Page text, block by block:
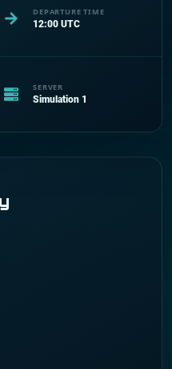
DEPARTURE TIME
12:00 UTC
SERVER
Simulation 1